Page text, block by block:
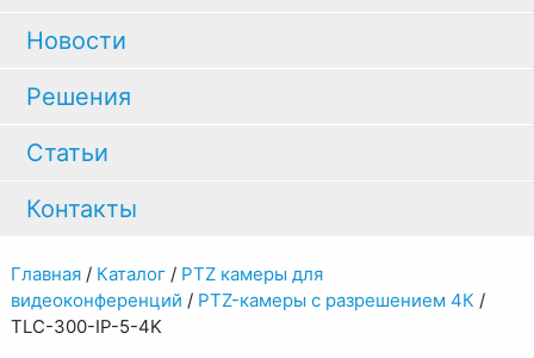
Новости
Решения
Статьи
Контакты
Главная/ Каталог/ PTZ камеры для
видеоконференций / PTZ-камеры с разрешением 4К /
TLC-300-IP-5-4K